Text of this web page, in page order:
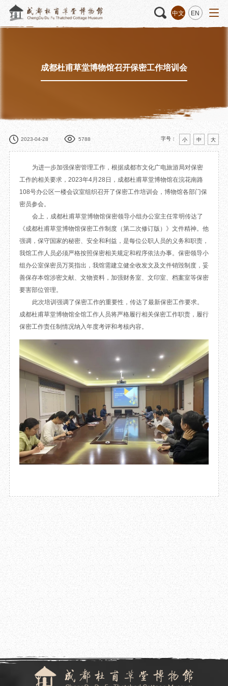
中文 EN
请
活动 “人日游草堂”系列文化活动 藏品
数字资源
捐赠名录
文创 杜甫草堂文创馆
文创精品
数字文创
IP授权
草堂艺术中心
文创咨询
景点 正门
大廨
诗史堂
柴门
工部祠
少陵草堂碑亭
唐代遗址
红墙花径
大雅堂
万佛楼
草堂书院
千诗碑
成都杜甫草堂博物馆召开保密工作培训会
2023-04-28 5788 字号： 小 中 大
为进一步加强保密管理工作，根据成都市文化广电旅游局对保密
工作的相关要求，2023年4月28日，成都杜甫草堂博物馆在浣花南路
108号办公区一楼会议室组织召开了保密工作培训会，博物馆各部门保
密员参会。
会上，成都杜甫草堂博物馆保密领导小组办公室主任常明传达了
《成都杜甫草堂博物馆保密工作制度（第二次修订版）》文件精神。他
强调，保守国家的秘密、安全和利益，是每位公职人员的义务和职责，
我馆工作人员必须严格按照保密相关规定和程序依法办事。保密领导小
组办公室保密员万英指出，我馆需建立健全收发文及文件销毁制度，妥
善保存本馆涉密文献、文物资料，加强财务室、文印室、档案室等保密
要害部位管理。
此次培训强调了保密工作的重要性，传达了最新保密工作要求。
成都杜甫草堂博物馆全馆工作人员将严格履行相关保密工作职责，履行
保密工作责任制情况纳入年度考评和考核内容。
2023.05.04
成都杜甫草堂博物馆参加2023年香港国际授权展
2023.04.27
成都杜甫草堂博物馆成功举办“从魏晋风度到桃花源”学术讲座